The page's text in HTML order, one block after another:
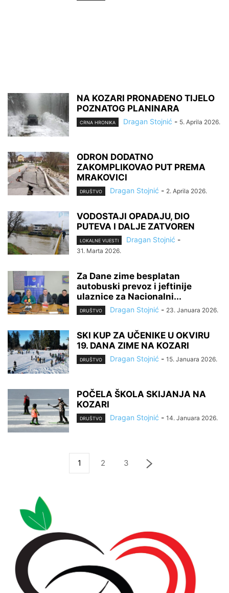
NA KOZARI PRONAĐENO TIJELO
POZNATOG PLANINARA
CRNA HRONIKA Dragan Stojnić - 5. Aprila 2026.
ODRON DODATNO
ZAKOMPLIKOVAO PUT PREMA
MRAKOVICI
DRUŠTVO Dragan Stojnić - 2. Aprila 2026.
VODOSTAJI OPADAJU, DIO
PUTEVA I DALJE ZATVOREN
LOKALNE VIJESTI Dragan Stojnić -
31. Marta 2026.
Za Dane zime besplatan
autobuski prevoz i jeftinije
ulaznice za Nacionalni...
DRUŠTVO Dragan Stojnić - 23. Januara 2026.
SKI KUP ZA UČENIKE U OKVIRU
19. DANA ZIME NA KOZARI
DRUŠTVO Dragan Stojnić - 15. Januara 2026.
POČELA ŠKOLA SKIJANJA NA
KOZARI
DRUŠTVO Dragan Stojnić - 14. Januara 2026.
1 2 3